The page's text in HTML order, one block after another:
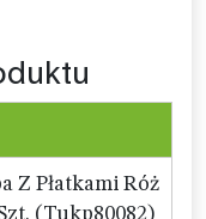
Z Płatkami Róż
(Tukp80082)